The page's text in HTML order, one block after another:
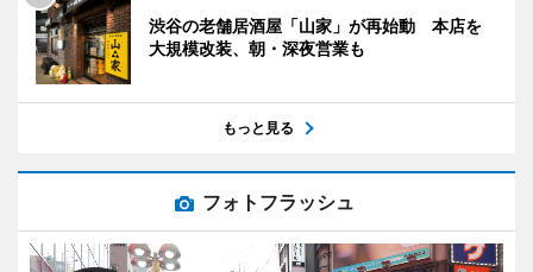
渋谷の老舗居酒屋「山家」が再始動 本店を
大規模改装、朝・深夜営業も
もっと見る
フォトフラッシュ